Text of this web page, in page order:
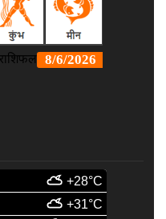
+28°C
+31°C